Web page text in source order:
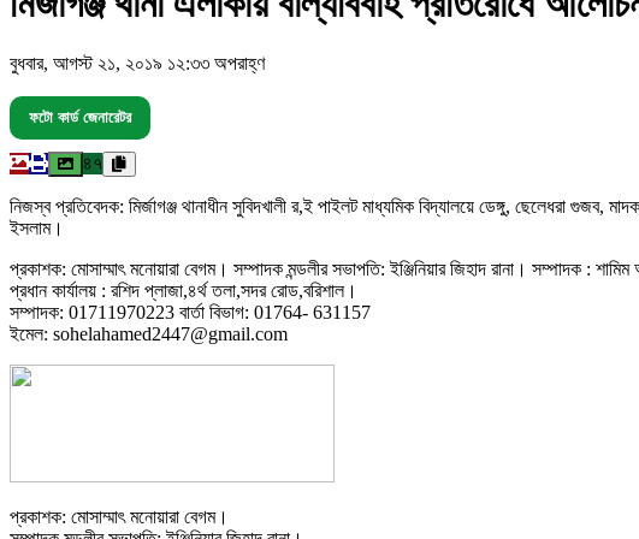
বুধবার, আগস্ট ২১, ২০১৯ ১২:৩৩ অপরাহ্ণ
ফটো কার্ড জেনারেটর
৪৭
নিজস্ব প্রতিবেদক: মির্জাগঞ্জ থানাধীন সুবিদখালী র,ই পাইলট মাধ্যমিক বিদ্যালয়ে ডেঙ্গু, ছেলেধরা
ইসলাম।
প্রকাশক: মোসাম্মাৎ মনোয়ারা বেগম। সম্পাদক মন্ডলীর সভাপতি: ইঞ্জিনিয়ার জিহাদ রানা। সম্পাদক :
প্রধান কার্যালয় : রশিদ প্লাজা,৪র্থ তলা,সদর রোড,বরিশাল।
সম্পাদক: 01711970223 বার্তা বিভাগ: 01764- 631157
ইমেল: sohelahamed2447@gmail.com
প্রকাশক: মোসাম্মাৎ মনোয়ারা বেগম।